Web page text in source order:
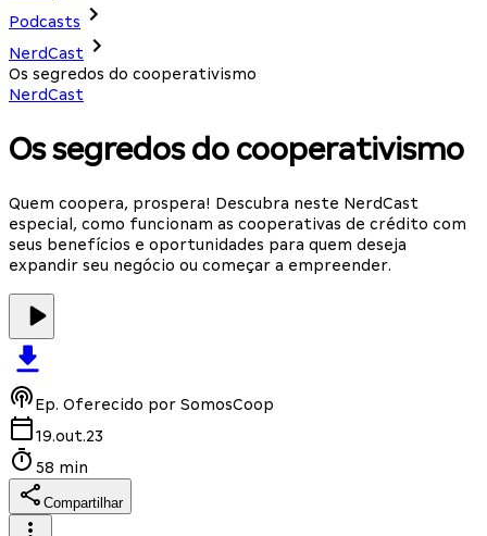
Podcasts
NerdCast
Os segredos do cooperativismo
NerdCast
Os segredos do cooperativismo
Quem coopera, prospera! Descubra neste NerdCast
especial, como funcionam as cooperativas de crédito com
seus benefícios e oportunidades para quem deseja
expandir seu negócio ou começar a empreender.
Ep. Oferecido por SomosCoop
19.out.23
58 min
Compartilhar